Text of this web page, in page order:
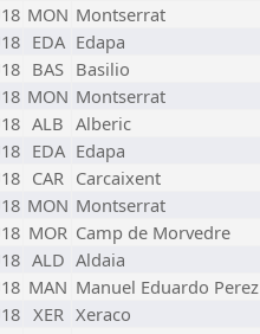
MON Montserrat
EDA Edapa
BAS Basilio
MON Montserrat
ALB Alberic
EDA Edapa
CAR Carcaixent
MON Montserrat
MOR Camp de Morvedre
ALD Aldaia
MAN Manuel Eduardo Perez
XER Xeraco